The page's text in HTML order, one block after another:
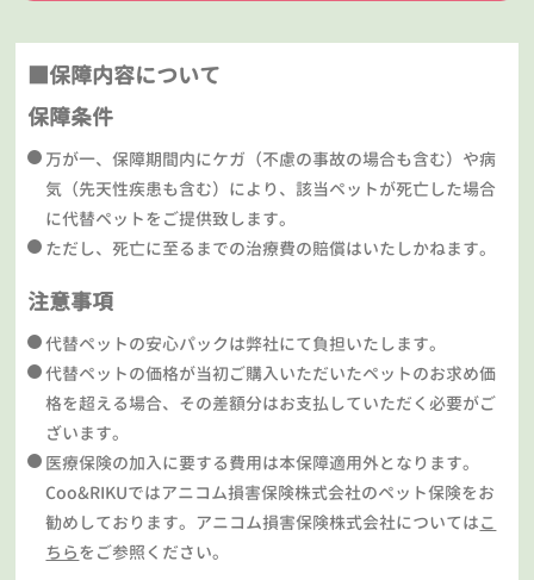
■保障内容について
保障条件
万が一、保障期間内にケガ（不慮の事故の場合も含む）や病
気（先天性疾患も含む）により、該当ペットが死亡した場合
に代替ペットをご提供致します。
ただし、死亡に至るまでの治療費の賠償はいたしかねます。
注意事項
代替ペットの安心パックは弊社にて負担いたします。
代替ペットの価格が当初ご購入いただいたペットのお求め価
格を超える場合、その差額分はお支払していただく必要がご
ざいます。
医療保険の加入に要する費用は本保障適用外となります。
Coo&RIKUではアニコム損害保険株式会社のペット保険をお
勧めしております。アニコム損害保険株式会社についてはこ
ちらをご参照ください。